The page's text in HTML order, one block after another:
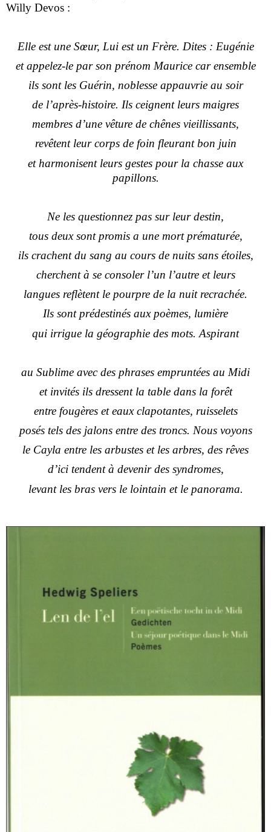
Willy Devos :
Elle est une Sœur, Lui est un Frère. Dites : Eugénie
et appelez-le par son prénom Maurice car ensemble
ils sont les Guérin, noblesse appauvrie au soir
de l’après-histoire. Ils ceignent leurs maigres
membres d’une vêture de chênes vieillissants,
revêtent leur corps de foin fleurant bon juin
et harmonisent leurs gestes pour la chasse aux
papillons.
Ne les questionnez pas sur leur destin,
tous deux sont promis a une mort prématurée,
ils crachent du sang au cours de nuits sans étoiles,
cherchent à se consoler l’un l’autre et leurs
langues reflètent le pourpre de la nuit recrachée.
Ils sont prédestinés aux poèmes, lumière
qui irrigue la géographie des mots. Aspirant
au Sublime avec des phrases empruntées au Midi
et invités ils dressent la table dans la forêt
entre fougères et eaux clapotantes, ruisselets
posés tels des jalons entre des troncs. Nous voyons
le Cayla entre les arbustes et les arbres, des rêves
d’ici tendent à devenir des syndromes,
levant les bras vers le lointain et le panorama.